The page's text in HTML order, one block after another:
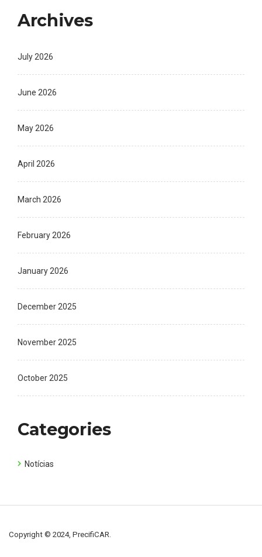
Archives
July 2026
June 2026
May 2026
April 2026
March 2026
February 2026
January 2026
December 2025
November 2025
October 2025
Categories
Notícias
Copyright © 2024, PrecifiCAR.